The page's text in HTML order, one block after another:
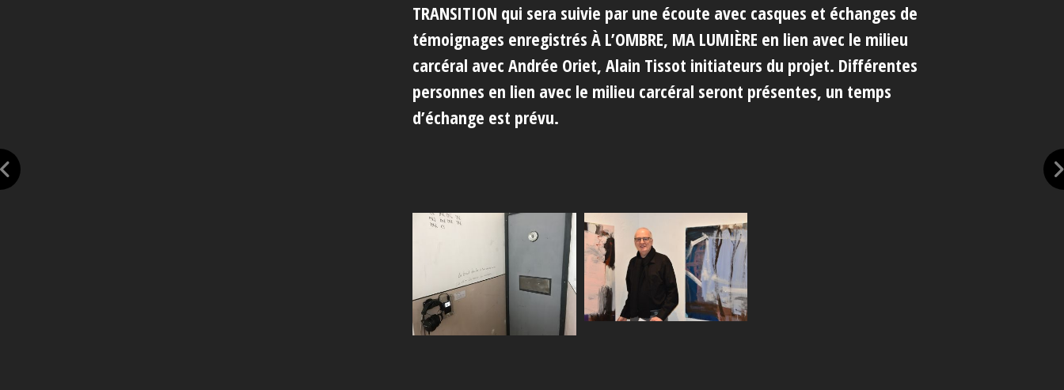
TRANSITION qui sera suivie par une écoute avec casques et échanges de
témoignages enregistrés À L’OMBRE, MA LUMIÈRE en lien avec le milieu
carcéral avec Andrée Oriet, Alain Tissot initiateurs du projet. Différentes
personnes en lien avec le milieu carcéral seront présentes, un temps
d’échange est prévu.